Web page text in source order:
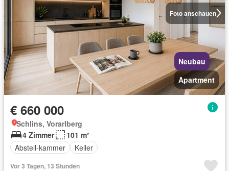
Foto anschauen
Neubau
Apartment
€ 660 000
Schlins, Vorarlberg
4 Zimmer
101 m²
Abstell-kammer
Keller
Vor 3 Tagen, 13 Stunden